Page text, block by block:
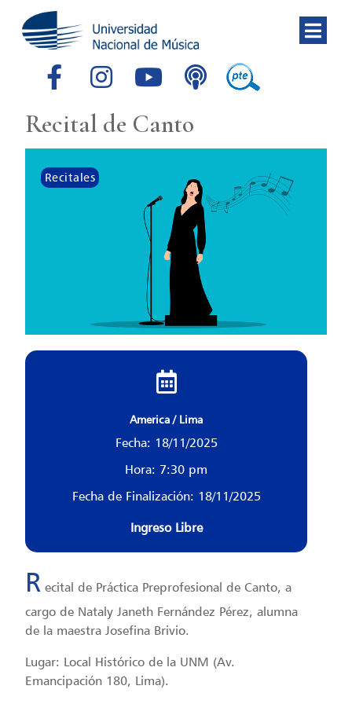
Recital de Canto
Recitales
America / Lima
Fecha: 18/11/2025
Hora: 7:30 pm
Fecha de Finalización: 18/11/2025
Ingreso Libre
R ecital de Práctica Preprofesional de Canto, a
cargo de Nataly Janeth Fernández Pérez, alumna
de la maestra Josefina Brivio.
Lugar: Local Histórico de la UNM (Av.
Emancipación 180, Lima).